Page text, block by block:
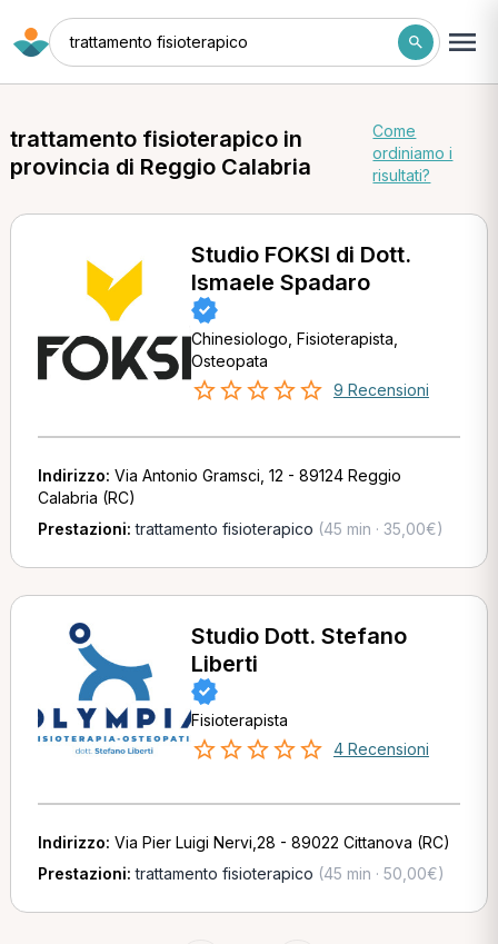
trattamento fisioterapico
trattamento fisioterapico in
provincia di Reggio Calabria
Come
ordiniamo i
risultati?
Studio FOKSI di Dott.
Ismaele Spadaro
Chinesiologo, Fisioterapista,
Osteopata
9 Recensioni
Indirizzo: Via Antonio Gramsci, 12 - 89124 Reggio
Calabria (RC)
Prestazioni:trattamento fisioterapico (45 min · 35,00€)
Studio Dott. Stefano
Liberti
Fisioterapista
4 Recensioni
Indirizzo: Via Pier Luigi Nervi,28 - 89022 Cittanova (RC)
Prestazioni:trattamento fisioterapico (45 min · 50,00€)